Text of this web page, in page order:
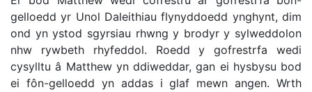
gelloedd yr Unol Daleithiau flynyddoedd ynghynt, dim
ond yn ystod sgyrsiau rhwng y brodyr y sylweddolon
nhw rywbeth rhyfeddol. Roedd y gofrestrfa wedi
cysylltu â Matthew yn ddiweddar, gan ei hysbysu bod
ei fôn-gelloedd yn addas i glaf mewn angen. Wrth